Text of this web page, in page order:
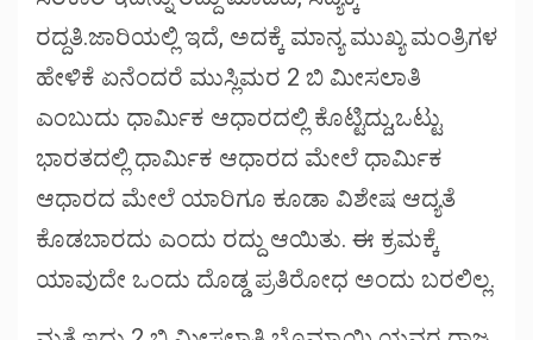
ರದ್ದತಿ.ಜಾರಿಯಲ್ಲಿ ಇದೆ, ಅದಕ್ಕೆ ಮಾನ್ಯ ಮುಖ್ಯ ಮಂತ್ರಿಗಳ
ಹೇಳಿಕೆ ಏನೆಂದರೆ ಮುಸ್ಲಿಮರ 2 ಬಿ ಮೀಸಲಾತಿ
ಎಂಬುದು ಧಾರ್ಮಿಕ ಆಧಾರದಲ್ಲಿ ಕೊಟ್ಟಿದ್ದು,ಒಟ್ಟು
ಭಾರತದಲ್ಲಿ ಧಾರ್ಮಿಕ ಆಧಾರದ ಮೇಲೆ ಧಾರ್ಮಿಕ
ಆಧಾರದ ಮೇಲೆ ಯಾರಿಗೂ ಕೂಡಾ ವಿಶೇಷ ಆದ್ಯತೆ
ಕೊಡಬಾರದು ಎಂದು ರದ್ದು ಆಯಿತು. ಈ ಕ್ರಮಕ್ಕೆ
ಯಾವುದೇ ಒಂದು ದೊಡ್ಡ ಪ್ರತಿರೋಧ ಅಂದು ಬರಲಿಲ್ಲ.